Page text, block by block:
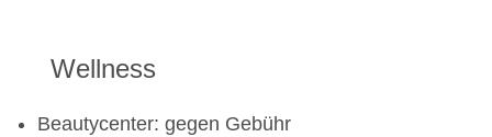
Wellness
Beautycenter: gegen Gebühr